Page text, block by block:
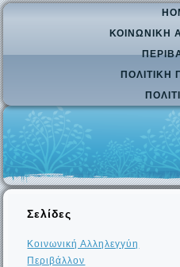
ΚΟΙΝΩΝΙΚΉ
ΠΟΛΙΤΙΚΉ
Σελίδες
Κοινωνική Αλληλεγγύη
Περιβάλλον